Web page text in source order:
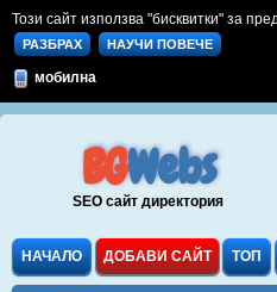
Този сайт използва "бисквитки" за
РАЗБРАХ НАУЧИ ПОВЕЧЕ
мобилна
BGWebs
SEO сайт директория
НАЧАЛО ДОБАВИ САЙТ ТОП